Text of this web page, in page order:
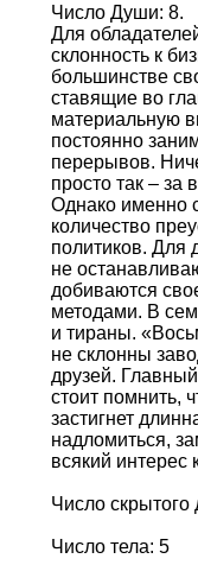
Число Души: 8.
Для
склонность к
большинстве
ставящие во
материальную
постоянно
перерывов.
просто так – за
Однако именно
количество
политиков. Для
не
добиваются
методами. В
и тираны.
не склонны
друзей.
стоит помнить,
застигнет
надломиться,
всякий интерес
Число скрытого
Число тела: 5